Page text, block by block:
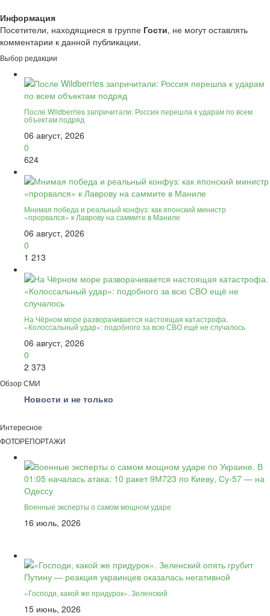
Информация
Посетители, находящиеся в группе Гости, не могут оставлять
комментарии к данной публикации.
Выбор редакции
После Wildberries запричитали: Россия перешла к ударам по всем
объектам подряд
06 август, 2026
0
624
Мнимая победа и реальный конфуз: как японский министр
«прорвался» к Лаврову на саммите в Маниле
06 август, 2026
0
1 213
На Чёрном море разворачивается настоящая катастрофа.
«Колоссальный удар»: подобного за всю СВО ещё не случалось
06 август, 2026
0
2 373
Обзор СМИ
Новости и не только
Интересное
ФОТОРЕПОРТАЖИ
Военные эксперты о самом мощном ударе
16 июль, 2026
«Господи, какой же придурок». Зеленский
15 июнь, 2026